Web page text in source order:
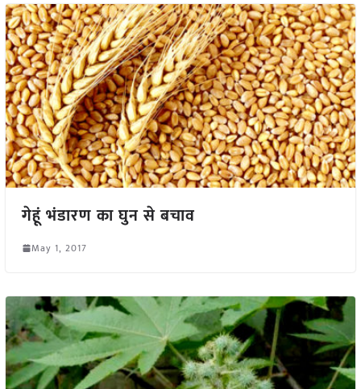
गेहूं भंडारण का घुन से बचाव
May 1, 2017